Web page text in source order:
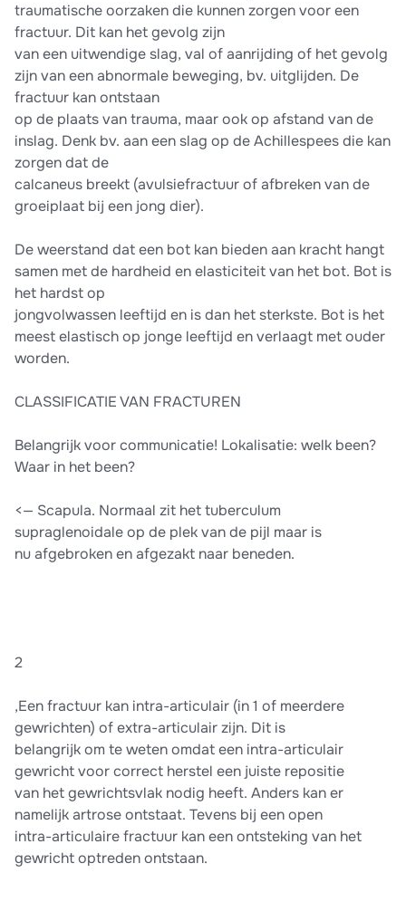
traumatische oorzaken die kunnen zorgen voor een
fractuur. Dit kan het gevolg zijn
van een uitwendige slag, val of aanrijding of het gevolg
zijn van een abnormale beweging, bv. uitglijden. De
fractuur kan ontstaan
op de plaats van trauma, maar ook op afstand van de
inslag. Denk bv. aan een slag op de Achillespees die kan
zorgen dat de
calcaneus breekt (avulsiefractuur of afbreken van de
groeiplaat bij een jong dier).
De weerstand dat een bot kan bieden aan kracht hangt
samen met de hardheid en elasticiteit van het bot. Bot is
het hardst op
jongvolwassen leeftijd en is dan het sterkste. Bot is het
meest elastisch op jonge leeftijd en verlaagt met ouder
worden.
CLASSIFICATIE VAN FRACTUREN
Belangrijk voor communicatie! Lokalisatie: welk been?
Waar in het been?
<— Scapula. Normaal zit het tuberculum
supraglenoidale op de plek van de pijl maar is
nu afgebroken en afgezakt naar beneden.
2
,Een fractuur kan intra-articulair (in 1 of meerdere
gewrichten) of extra-articulair zijn. Dit is
belangrijk om te weten omdat een intra-articulair
gewricht voor correct herstel een juiste repositie
van het gewrichtsvlak nodig heeft. Anders kan er
namelijk artrose ontstaat. Tevens bij een open
intra-articulaire fractuur kan een ontsteking van het
gewricht optreden ontstaan.